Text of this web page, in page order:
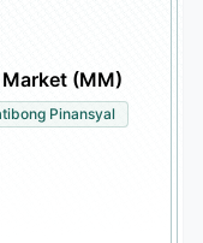
(MM)
Pinansyal